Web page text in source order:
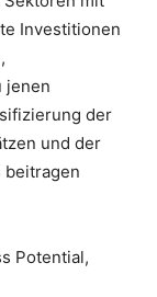
Investitionen
jenen
der
und der
beitragen
Potential,